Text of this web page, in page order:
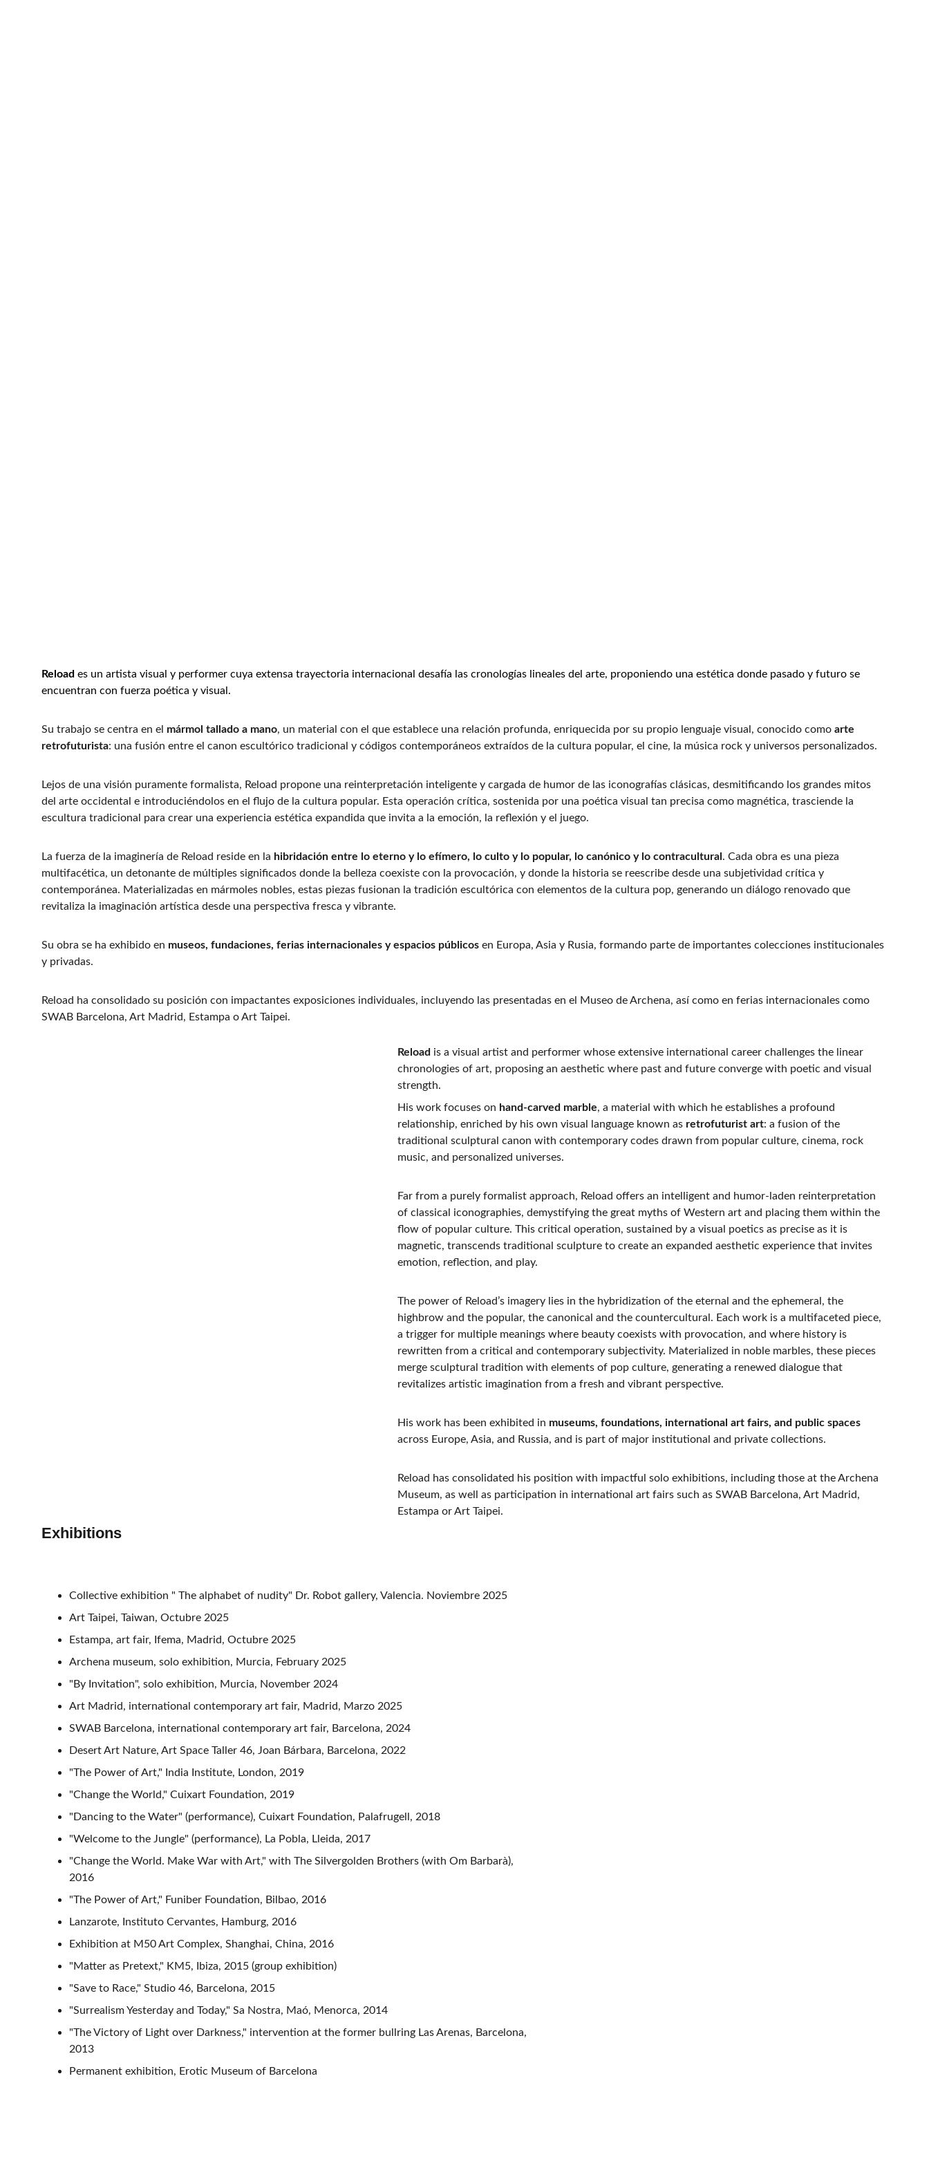
Reload es un artista visual y performer cuya extensa trayectoria internacional desafía las cronologías lineales del arte, proponiendo una estética donde pasado y futuro se
encuentran con fuerza poética y visual.
Su trabajo se centra en el mármol tallado a mano, un material con el que establece una relación profunda, enriquecida por su propio lenguaje visual, conocido como arte
retrofuturista: una fusión entre el canon escultórico tradicional y códigos contemporáneos extraídos de la cultura popular, el cine, la música rock y universos personalizados.
Lejos de una visión puramente formalista, Reload propone una reinterpretación inteligente y cargada de humor de las iconografías clásicas, desmitificando los grandes mitos
del arte occidental e introduciéndolos en el flujo de la cultura popular. Esta operación crítica, sostenida por una poética visual tan precisa como magnética, trasciende la
escultura tradicional para crear una experiencia estética expandida que invita a la emoción, la reflexión y el juego.
La fuerza de la imaginería de Reload reside en la hibridación entre lo eterno y lo efímero, lo culto y lo popular, lo canónico y lo contracultural . Cada obra es una pieza
multifacética, un detonante de múltiples significados donde la belleza coexiste con la provocación, y donde la historia se reescribe desde una subjetividad crítica y
contemporánea. Materializadas en mármoles nobles, estas piezas fusionan la tradición escultórica con elementos de la cultura pop, generando un diálogo renovado que
revitaliza la imaginación artística desde una perspectiva fresca y vibrante.
Su obra se ha exhibido en museos, fundaciones, ferias internacionales y espacios públicos en Europa, Asia y Rusia, formando parte de importantes colecciones institucionales
y privadas.
Reload ha consolidado su posición con impactantes exposiciones individuales, incluyendo las presentadas en el Museo de Archena, así como en ferias internacionales como
SWAB Barcelona, Art Madrid, Estampa o Art Taipei.
Reload is a visual artist and performer whose extensive international career challenges the linear
chronologies of art, proposing an aesthetic where past and future converge with poetic and visual
strength.
His work focuses on hand-carved marble, a material with which he establishes a profound
relationship, enriched by his own visual language known as retrofuturist art: a fusion of the
traditional sculptural canon with contemporary codes drawn from popular culture, cinema, rock
music, and personalized universes.
Far from a purely formalist approach, Reload offers an intelligent and humor-laden reinterpretation
of classical iconographies, demystifying the great myths of Western art and placing them within the
flow of popular culture. This critical operation, sustained by a visual poetics as precise as it is
magnetic, transcends traditional sculpture to create an expanded aesthetic experience that invites
emotion, reflection, and play.
The power of Reload’s imagery lies in the hybridization of the eternal and the ephemeral, the
highbrow and the popular, the canonical and the countercultural. Each work is a multifaceted piece,
a trigger for multiple meanings where beauty coexists with provocation, and where history is
rewritten from a critical and contemporary subjectivity. Materialized in noble marbles, these pieces
merge sculptural tradition with elements of pop culture, generating a renewed dialogue that
revitalizes artistic imagination from a fresh and vibrant perspective.
His work has been exhibited in museums, foundations, international art fairs, and public spaces
across Europe, Asia, and Russia, and is part of major institutional and private collections.
Reload has consolidated his position with impactful solo exhibitions, including those at the Archena
Museum, as well as participation in international art fairs such as SWAB Barcelona, Art Madrid,
Estampa or Art Taipei.
Exhibitions
Collective exhibition " The alphabet of nudity" Dr. Robot gallery, Valencia. Noviembre 2025
Art Taipei, Taiwan, Octubre 2025
Estampa, art fair, Ifema, Madrid, Octubre 2025
Archena museum, solo exhibition, Murcia, February 2025
"By Invitation", solo exhibition, Murcia, November 2024
Art Madrid, international contemporary art fair, Madrid, Marzo 2025
SWAB Barcelona, international contemporary art fair, Barcelona, 2024
Desert Art Nature, Art Space Taller 46, Joan Bárbara, Barcelona, 2022
"The Power of Art," India Institute, London, 2019
"Change the World," Cuixart Foundation, 2019
"Dancing to the Water" (performance), Cuixart Foundation, Palafrugell, 2018
"Welcome to the Jungle" (performance), La Pobla, Lleida, 2017
"Change the World. Make War with Art," with The Silvergolden Brothers (with Om Barbarà),
2016
"The Power of Art," Funiber Foundation, Bilbao, 2016
Lanzarote, Instituto Cervantes, Hamburg, 2016
Exhibition at M50 Art Complex, Shanghai, China, 2016
"Matter as Pretext," KM5, Ibiza, 2015 (group exhibition)
"Save to Race," Studio 46, Barcelona, 2015
"Surrealism Yesterday and Today," Sa Nostra, Maó, Menorca, 2014
"The Victory of Light over Darkness," intervention at the former bullring Las Arenas, Barcelona,
2013
Permanent exhibition, Erotic Museum of Barcelona